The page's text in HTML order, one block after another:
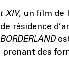
XIV, un film de
résidence
BORDERLAND
prenant des